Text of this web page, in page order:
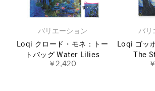
バリエーション
Loqi クロード・モネ：トー
トバッグ Water Lilies
￥2,420
バリ
Loqi ゴッ
The